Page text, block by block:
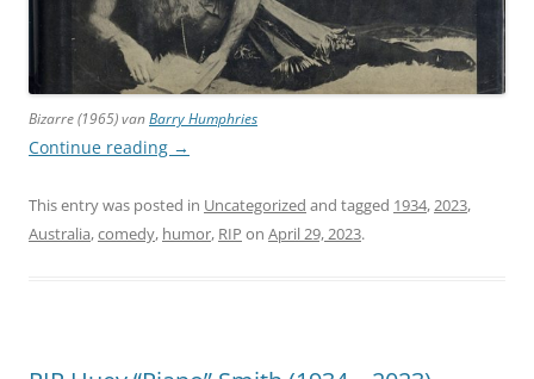
Bizarre(1965) vanBarry Humphries
Continue reading →
This entry was posted in Uncategorized and tagged 1934,2023,
Australia,comedy, humor, RIP on April 29, 2023.